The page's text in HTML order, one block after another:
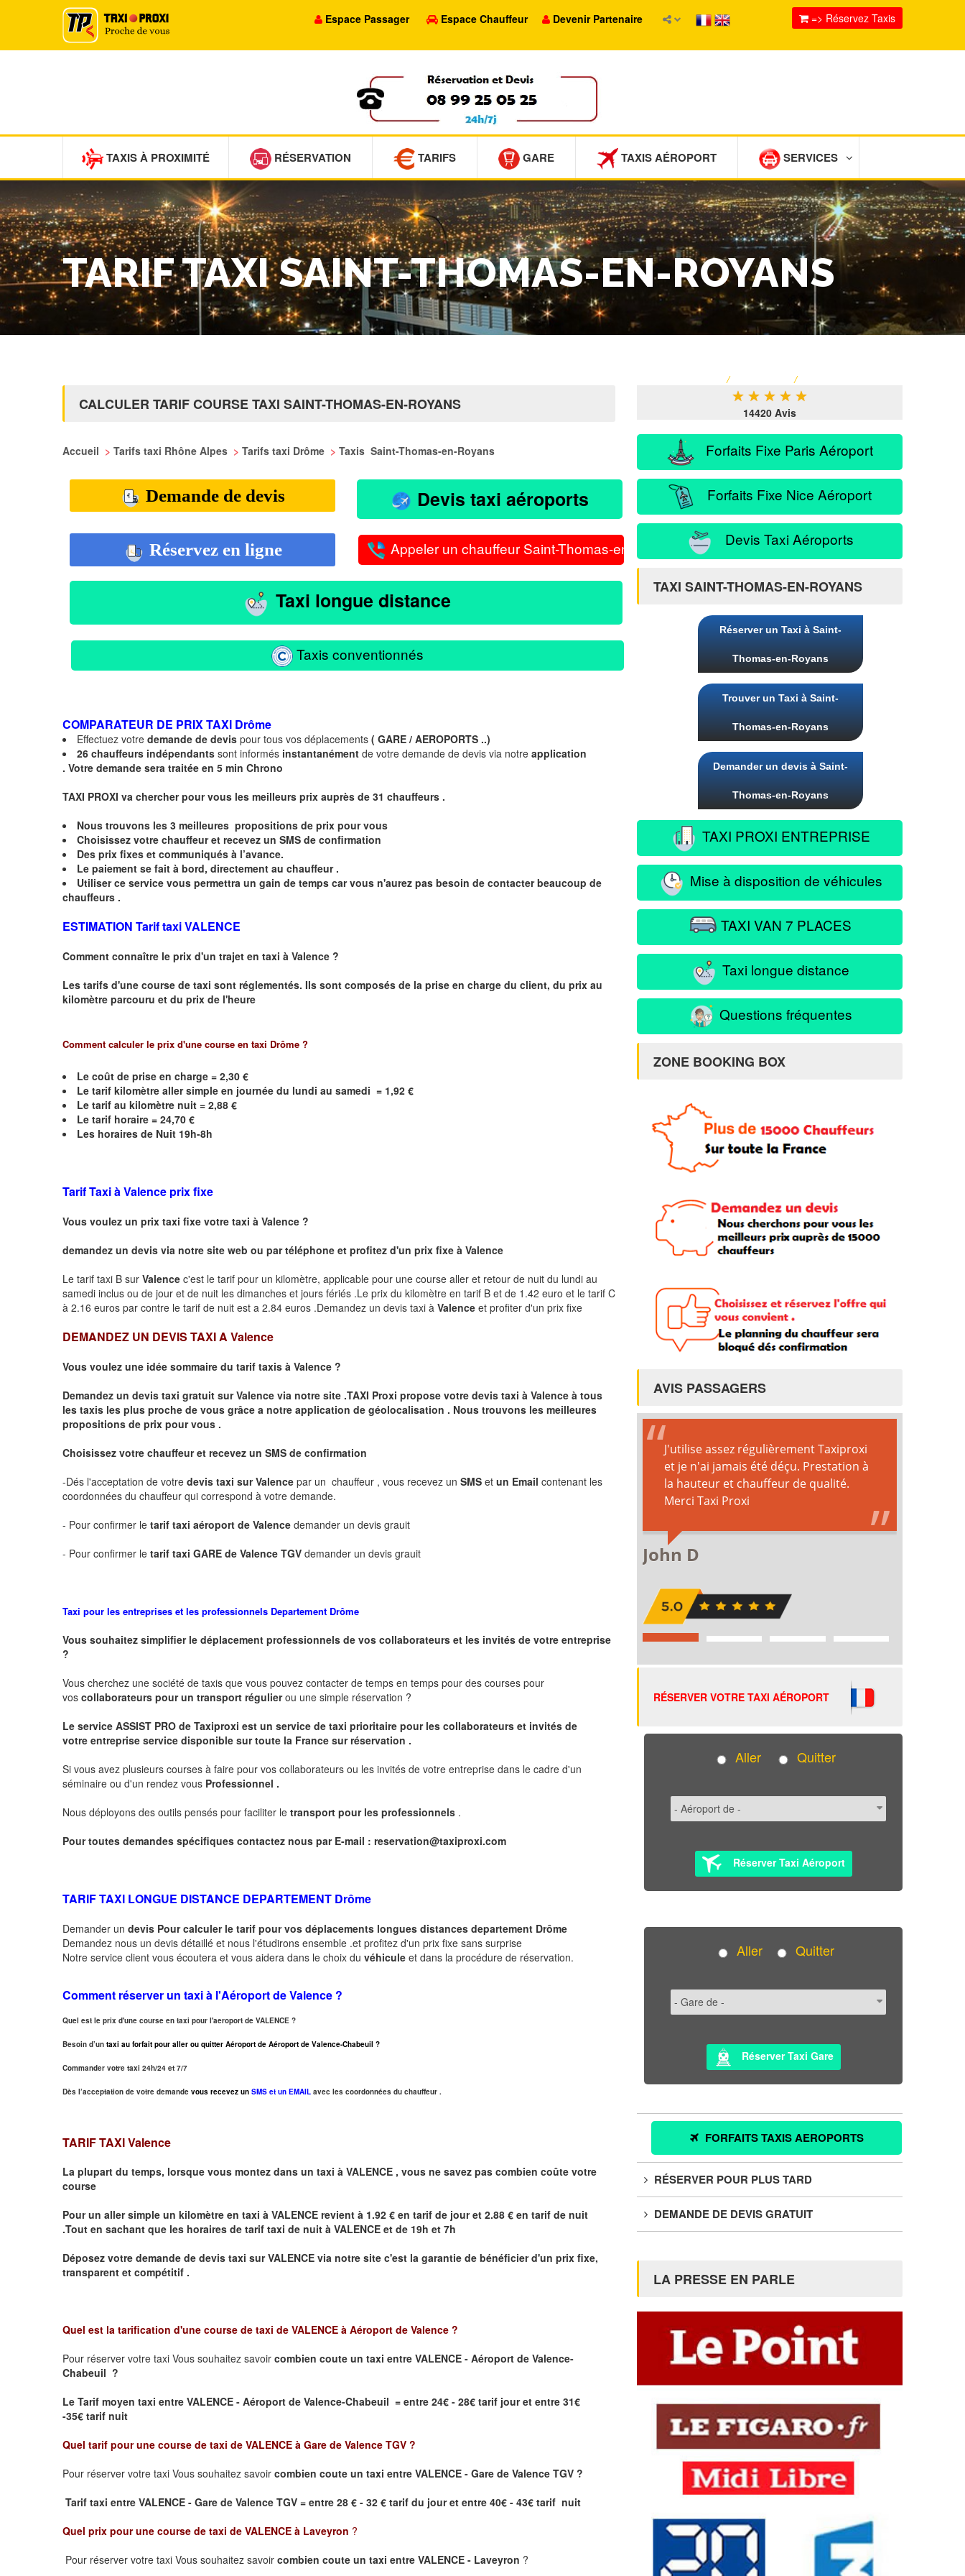
Espace Passager Espace Chauffeur Devenir Partenaire => Réservez Taxis
TAXIS À PROXIMITÉ RÉSERVATION TARIFS GARE TAXIS AÉROPORT SERVICES
TARIF TAXI SAINT-THOMAS-EN-ROYANS
/ /
CALCULER TARIF COURSE TAXI SAINT-THOMAS-EN-ROYANS
Accueil > Tarifs taxi Rhône Alpes > Tarifs taxi Drôme > Taxis Saint-Thomas-en-Royans
Demande de devis Devis taxi aéroports
Réservez en ligne Appeler un chauffeur Saint-Thomas-en-Royans
Taxi longue distance
Taxis conventionnés
COMPARATEUR DE PRIX TAXI Drôme
Effectuez votre demande de devis pour tous vos déplacements ( GARE / AEROPORTS ..)
26 chauffeurs indépendants sont informés instantanément de votre demande de devis via notre application
. Votre demande sera traitée en 5 min Chrono
TAXI PROXI va chercher pour vous les meilleurs prix auprès de 31 chauffeurs .
Nous trouvons les 3 meilleures propositions de prix pour vous
Choisissez votre chauffeur et recevez un SMS de confirmation
Des prix fixes et communiqués à l’avance.
Le paiement se fait à bord, directement au chauffeur .
Utiliser ce service vous permettra un gain de temps car vous n'aurez pas besoin de contacter beaucoup de
chauffeurs .
ESTIMATION Tarif taxi VALENCE
Comment connaître le prix d'un trajet en taxi à Valence ?
Les tarifs d'une course de taxi sont réglementés. Ils sont composés de la prise en charge du client, du prix au
kilomètre parcouru et du prix de l'heure
Comment calculer le prix d'une course en taxi Drôme ?
Le coût de prise en charge = 2,30 €
Le tarif kilomètre aller simple en journée du lundi au samedi = 1,92 €
Le tarif au kilomètre nuit = 2,88 €
Le tarif horaire = 24,70 €
Les horaires de Nuit 19h-8h
Tarif Taxi àValence prix fixe
Vous voulez un prix taxi fixe votre taxi à Valence ?
demandez un devis via notre site web ou par téléphone et profitez d'un prix fixe à Valence
Le tarif taxi B sur Valence c'est le tarif pour un kilomètre, applicable pour une course aller et retour de nuit du lundi au
samedi inclus ou de jour et de nuit les dimanches et jours fériés .Le prix du kilomètre en tarif B et de 1.42 euro et le tarif C
à 2.16 euros par contre le tarif de nuit est a 2.84 euros .Demandez un devis taxi à Valence et profiter d'un prix fixe
DEMANDEZ UN DEVIS TAXI A Valence
Vous voulez une idée sommaire du tarif taxis à Valence ?
Demandez un devis taxi gratuit surValence via notre site .TAXI Proxi propose votre devis taxi à Valence à tous
les taxis les plus proche de vous grâce a notre application de géolocalisation . Nous trouvons les meilleures
propositions de prix pour vous .
Choisissez votre chauffeur et recevez un SMS de confirmation
-Dés l'acceptation de votre devis taxi surValence par un chauffeur , vous recevez un SMS et un Email contenant les
coordonnées du chauffeur qui correspond à votre demande.
- Pour confirmer le tarif taxi aéroport de Valence demander un devis grauit
- Pour confirmer le tarif taxi GARE de Valence TGV demander un devis grauit
Taxi pour les entreprises et les professionnels Departement Drôme
Vous souhaitez simplifier le déplacement professionnels de vos collaborateurs et les invités de votre entreprise
?
Vous cherchez une société de taxis que vous pouvez contacter de temps en temps pour des courses pour
vos collaborateurs pour un transport régulierou une simple réservation ?
Le service ASSIST PRO de Taxiproxi est un service de taxi prioritaire pour les collaborateurs et invités de
votre entreprise service disponible sur toute la France sur réservation .
Si vous avez plusieurs courses à faire pour vos collaborateurs ou les invités de votre entreprise dans le cadre d'un
séminaire ou d'un rendez vous Professionnel .
Nous déployons des outils pensés pour faciliter le transport pour les professionnels .
Pour toutes demandes spécifiques contactez nous par E-mail : reservation@taxiproxi.com
TARIF TAXI LONGUE DISTANCE DEPARTEMENT Drôme
Demander un devis Pour calculer le tarif pour vos déplacements longues distances departement Drôme
Demandez nous un devis détaillé et nous l'étudirons ensemble .et profitez d'un prix fixe sans surprise
Notre service client vous écoutera et vous aidera dans le choix du véhicule et dans la procédure de réservation.
Comment réserver un taxi à l'Aéroport de Valence ?
Quel est le prix d'une course en taxi pour l'aeroport de VALENCE ?
Besoin d’un taxi au forfait pour aller ou quitter Aéroport de Aéroport de Valence-Chabeuil ?
Commander votre taxi 24h/24 et 7/7
Dès l’acceptation de votre demande vous recevez un SMS et un EMAIL avec les coordonnées du chauffeur .
TARIF TAXI Valence
La plupart du temps, lorsque vous montez dans un taxi à VALENCE , vous ne savez pas combien coûte votre
course
Pour un aller simple un kilomètre en taxi à VALENCE revient à 1.92 € en tarif de jour et 2.88 € en tarif de nuit
.Tout en sachant que les horaires de tarif taxi de nuit à VALENCE et de 19h et 7h
Déposez votre demande de devis taxi surVALENCE via notre site c'est la garantie de bénéficier d'un prix fixe,
transparent et compétitif .
Quel est la tarification d'une course de taxi de VALENCE à Aéroport de Valence ?
Pour réserver votre taxi Vous souhaitez savoir combien coute un taxi entre VALENCE - Aéroport de Valence-
Chabeuil ?
Le Tarif moyen taxi entre VALENCE - Aéroport de Valence-Chabeuil = entre 24€ - 28€ tarif jour et entre 31€
-35€ tarif nuit
Quel tarif pour une course de taxi de VALENCE à Gare de Valence TGV ?
Pour réserver votre taxi Vous souhaitez savoir combien coute un taxi entre VALENCE - Gare de Valence TGV ?
Tarif taxi entre VALENCE - Gare de Valence TGV = entre 28 € - 32 € tarif du jour et entre 40€ - 43€ tarif nuit
Quel prix pour une course de taxi de VALENCE à Laveyron ?
Pour réserver votre taxi Vous souhaitez savoir combien coute un taxi entre VALENCE - Laveyron ?
★ ★ ★ ★ ★
14420 Avis
Forfaits Fixe Paris Aéroport
Forfaits Fixe Nice Aéroport
Devis Taxi Aéroports
TAXI SAINT-THOMAS-EN-ROYANS
Réserver un Taxi à Saint-
Thomas-en-Royans
Trouver un Taxi à Saint-
Thomas-en-Royans
Demander un devis à Saint-
Thomas-en-Royans
TAXI PROXI ENTREPRISE
Mise à disposition de véhicules
TAXI VAN 7 PLACES
Taxi longue distance
Questions fréquentes
ZONE BOOKING BOX
AVIS PASSAGERS
RÉSERVER VOTRE TAXI AÉROPORT
Aller Quitter
Réserver Taxi Aéroport
Aller Quitter
Réserver Taxi Gare
FORFAITS TAXIS AEROPORTS
RÉSERVER POUR PLUS TARD
DEMANDE DE DEVIS GRATUIT
LA PRESSE EN PARLE